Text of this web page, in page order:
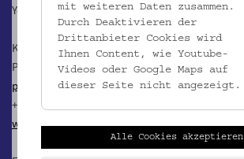
Yoga für Kinder (Katrin Prankl)
Kontakt:
Patricia Werries
p.werries@wiener-familienbund.at
+43 650 574 3966
www.wiener-familienbund.at
mit weiteren Daten zusammen.
Durch Deaktivieren der
Drittanbieter Cookies wird
Ihnen Content, wie Youtube-
Videos oder Google Maps auf
dieser Seite nicht angezeigt.
Alle Cookies akzeptieren